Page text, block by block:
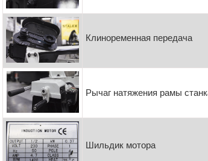
Клиноременная передача
Рычаг натяжения рамы
Шильдик мотора